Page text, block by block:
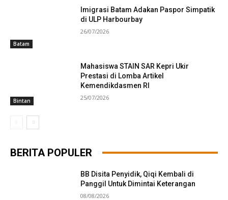
Batam
Imigrasi Batam Adakan Paspor Simpatik
di ULP Harbourbay
26/07/2026
Bintan
Mahasiswa STAIN SAR Kepri Ukir
Prestasi di Lomba Artikel
Kemendikdasmen RI
25/07/2026
BERITA POPULER
BB Disita Penyidik, Qiqi Kembali di
Panggil Untuk Dimintai Keterangan
08/08/2026